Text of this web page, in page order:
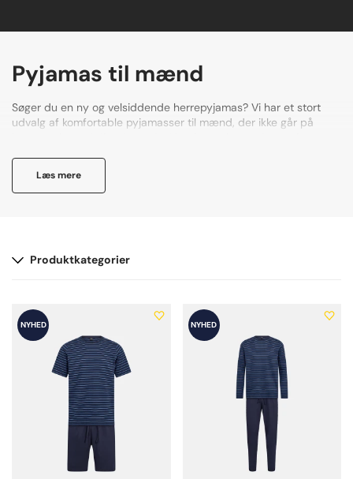
Pyjamas til mænd
Søger du en ny og velsiddende herrepyjamas? Vi har et stort
udvalg af komfortable pyjamasser til mænd, der ikke går på
søndag morgen.
Læs mere
Produktkategorier
NYHED NYHED